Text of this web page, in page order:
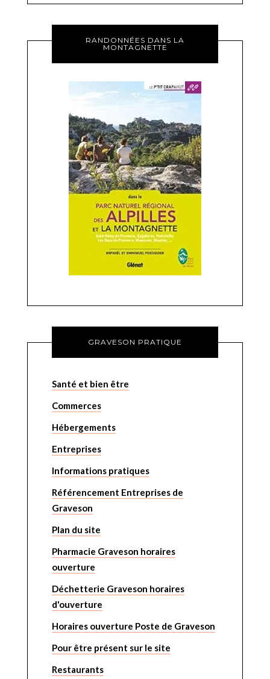
RANDONNÉES DANS LA
MONTAGNETTE
GRAVESON PRATIQUE
Santé et bien être
Commerces
Hébergements
Entreprises
Informations pratiques
Référencement Entreprises de
Graveson
Plan du site
Pharmacie Graveson horaires
ouverture
Déchetterie Graveson horaires
d'ouverture
Horaires ouverture Poste de Graveson
Pour être présent sur le site
Restaurants